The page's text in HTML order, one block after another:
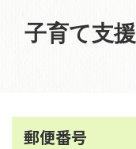
子育て支
郵便番号